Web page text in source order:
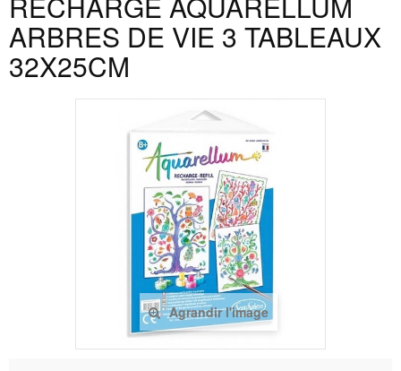
ARBRES DE VIE 3 TABLEAUX
32X25CM
Agrandir l'image